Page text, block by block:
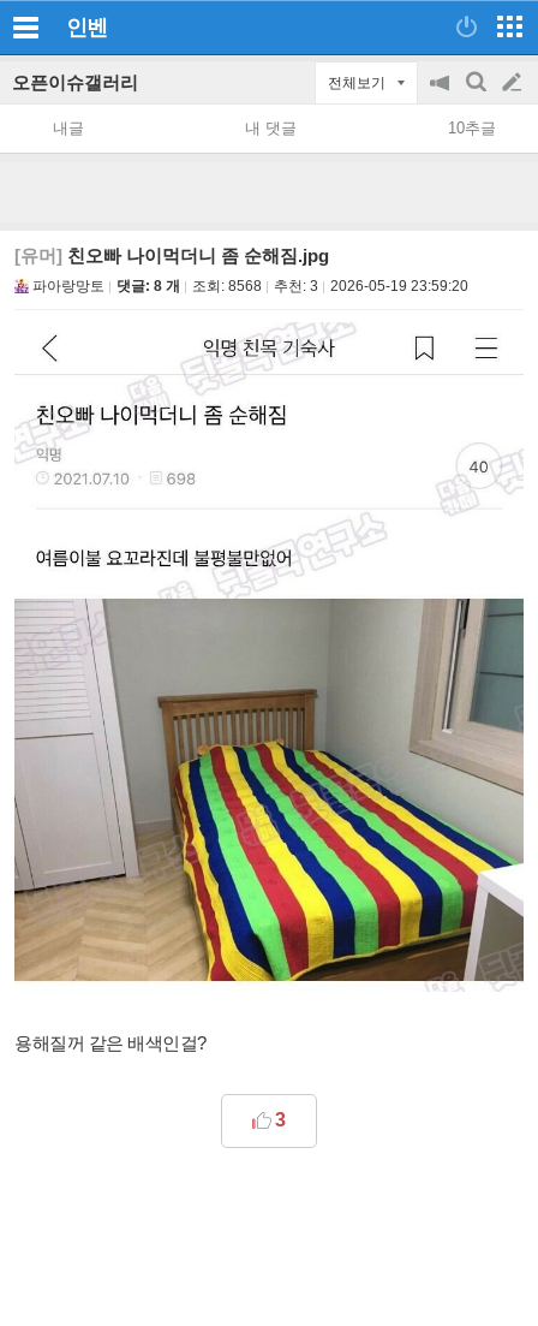
인벤
오픈이슈갤러리 전체보기
공
지
on/off
검
색
글
쓰
내글 내 댓글 10추글
[유머] 친오빠 나이먹더니 좀 순해짐.jpg
파아랑망토 댓글: 8 개 조회: 8568 추천: 3 2026-05-19 23:59:20
용해질꺼 같은 배색인걸?
3